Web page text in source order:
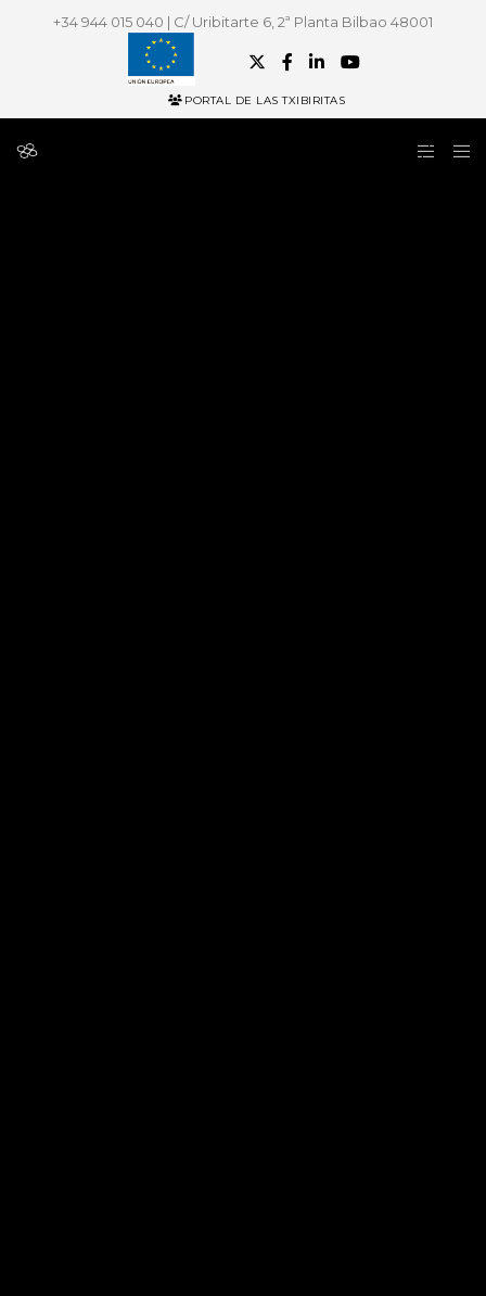
+34 944 015 040 | C/ Uribitarte 6, 2ª Planta Bilbao 48001
PORTAL DE LAS TXIBIRITAS